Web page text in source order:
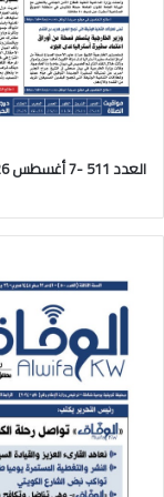
العدد 511 -7 أغسطس 2026 - السنة الثالثة